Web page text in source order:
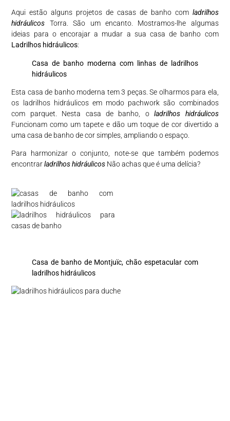
Aqui estão alguns projetos de casas de banho com ladrilhos
hidráulicos Torra. São um encanto. Mostramos-lhe algumas
ideias para o encorajar a mudar a sua casa de banho com
Ladrilhos hidráulicos:
Casa de banho moderna com linhas de ladrilhos
hidráulicos
Esta casa de banho moderna tem 3 peças. Se olharmos para ela,
os ladrilhos hidráulicos em modo pachwork são combinados
com parquet. Nesta casa de banho, oladrilhos hidráulicos
Funcionam como um tapete e dão um toque de cor divertido a
uma casa de banho de cor simples, ampliando o espaço.
Para harmonizar o conjunto, note-se que também podemos
encontrarladrilhos hidráulicos Não achas que é uma delícia?
Casa de banho de Montjuïc, chão espetacular com
ladrilhos hidráulicos